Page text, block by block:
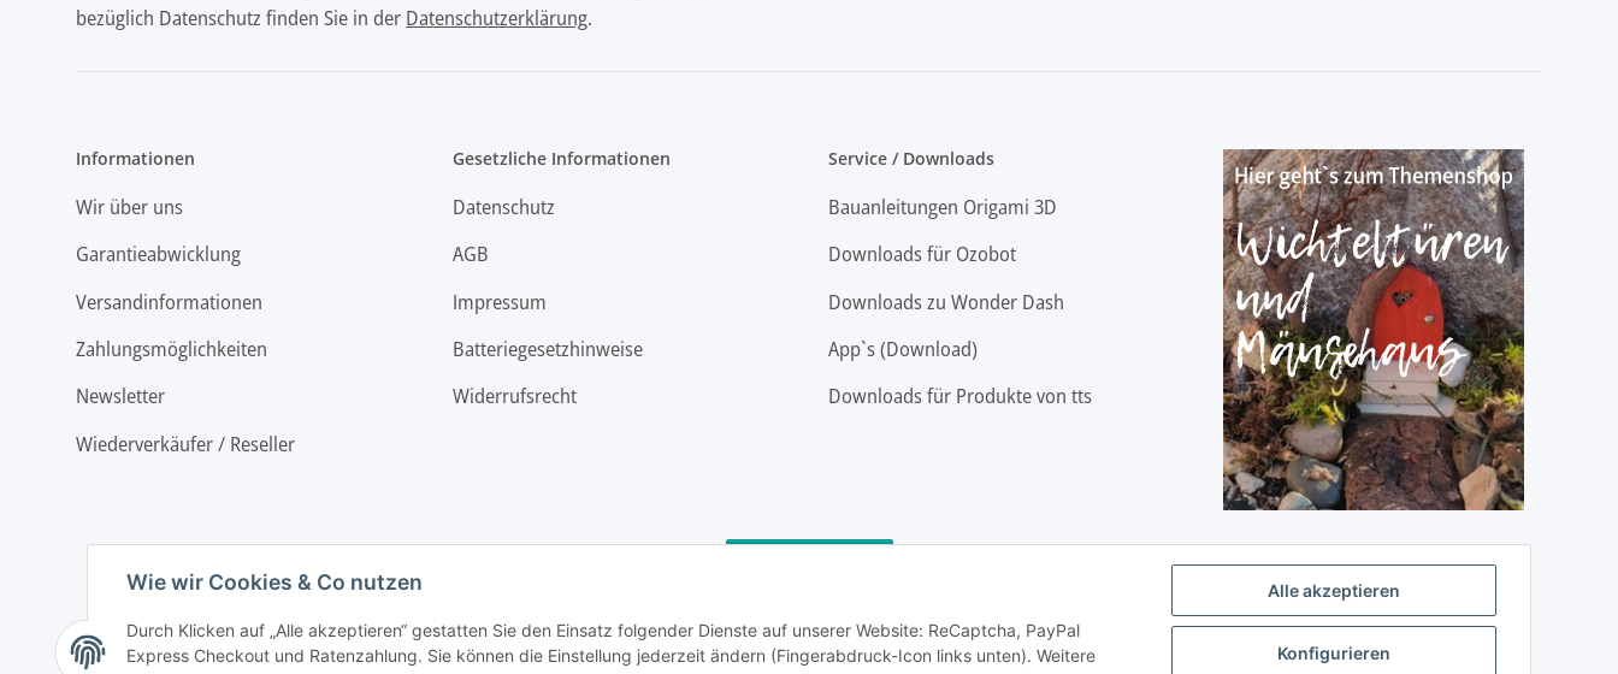
Alle akzeptieren
Konfigurieren
Wie wir Cookies & Co nutzen
Durch Klicken auf „Alle akzeptieren“ gestatten Sie den Einsatz folgender Dienste auf unserer Website: ReCaptcha, PayPal
Express Checkout und Ratenzahlung. Sie können die Einstellung jederzeit ändern (Fingerabdruck-Icon links unten). Weitere
bezüglich Datenschutz finden Sie in der Datenschutzerklärung.
Informationen
Wir über uns
Garantieabwicklung
Versandinformationen
Zahlungsmöglichkeiten
Newsletter
Wiederverkäufer / Reseller
Gesetzliche Informationen
Datenschutz
AGB
Impressum
Batteriegesetzhinweise
Widerrufsrecht
Service / Downloads
Bauanleitungen Origami 3D
Downloads für Ozobot
Downloads zu Wonder Dash
App`s (Download)
Downloads für Produkte von tts